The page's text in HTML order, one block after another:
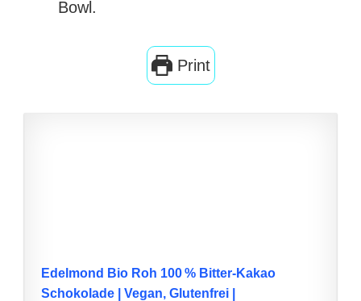
Bowl.
Print
Edelmond Bio Roh 100 % Bitter‑Kakao
Schokolade | Vegan, Glutenfrei |